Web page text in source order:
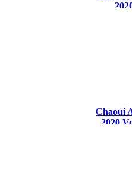
Chaoui
2020